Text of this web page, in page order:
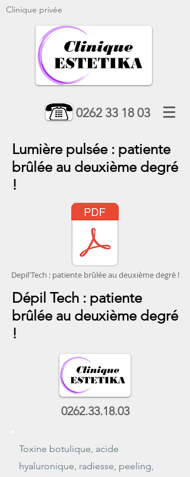
Clinique privée
0262 33 18 03
Lumière pulsée : patiente
brûlée au deuxième degré
!
Depil'Tech : patiente brûlée au deuxième degrè !
Dépil Tech : patiente
brûlée au deuxième degré
!
0262.33.18.03
Toxine botulique, acide
hyaluronique, radiesse, peeling,